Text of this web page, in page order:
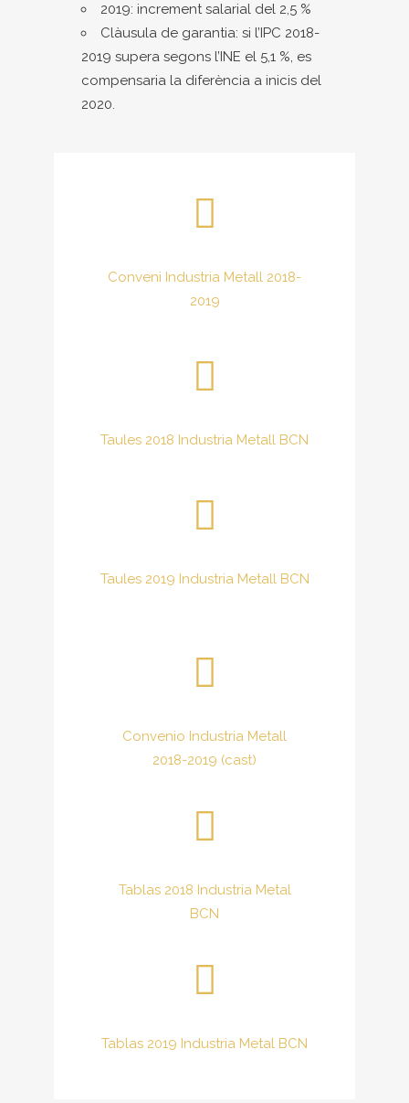
2019: increment salarial del 2,5 %
Clàusula de garantia: si l’IPC 2018-
2019 supera segons l’INE el 5,1 %, es
compensaria la diferència a inicis del
2020.
Conveni Industria Metall 2018-
2019
Taules 2018 Industria Metall BCN
Taules 2019 Industria Metall BCN
Convenio Industria Metall
2018-2019 (cast)
Tablas 2018 Industria Metal
BCN
Tablas 2019 Industria Metal BCN